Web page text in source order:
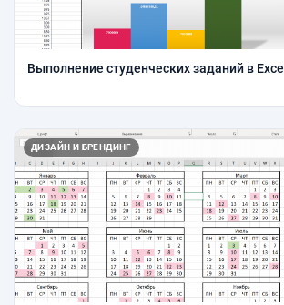
Выполнение студенческих заданий в Excel
ДИЗАЙН И БРЕНДИНГ